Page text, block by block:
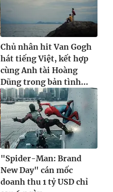
Chủ nhân hit Van Gogh
hát tiếng Việt, kết hợp
cùng Anh tài Hoàng
Dũng trong bản tình...
"Spider-Man: Brand
New Day" cán mốc
doanh thu 1 tỷ USD chỉ